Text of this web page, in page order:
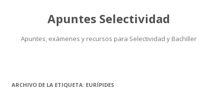
Apuntes Selectividad
Apuntes, exámenes y recursos para Selectividad y Bachiller
ARCHIVO DE LA ETIQUETA: EURÍPIDES